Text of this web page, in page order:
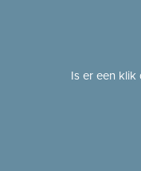
Is er een klik